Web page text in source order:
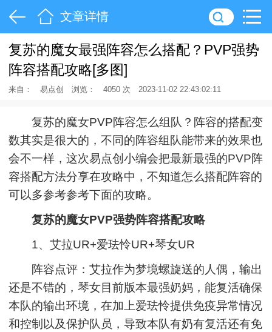
文章详情
复苏的魔女最强阵容怎么搭配？PVP强势
阵容搭配攻略[多图]
来自： 易点创 浏览： 4050 次 2023-11-02 22:43:02:11
复苏的魔女PVP阵容怎么组队？阵容的搭配变
数其实是很大的，不同的阵容组队能带来的效果也
会不一样，这次易点创小编会把最新最强的PVP阵
容搭配方法分享在攻略中，不知道怎么搭配阵容的
可以多参考参考下面的攻略。
复苏的魔女PVP强势阵容搭配攻略
1、艾拉UR+爱珐怜UR+琴女UR
阵容点评：艾拉作为梦境螺旋送的人偶，输出
还是不错的，琴女目前版本最强奶妈，能复活确保
本队的输出环境，在加上爱珐怜提供免疫异常情况
和控制以及保护队员，导致本队有奶有复活还有免